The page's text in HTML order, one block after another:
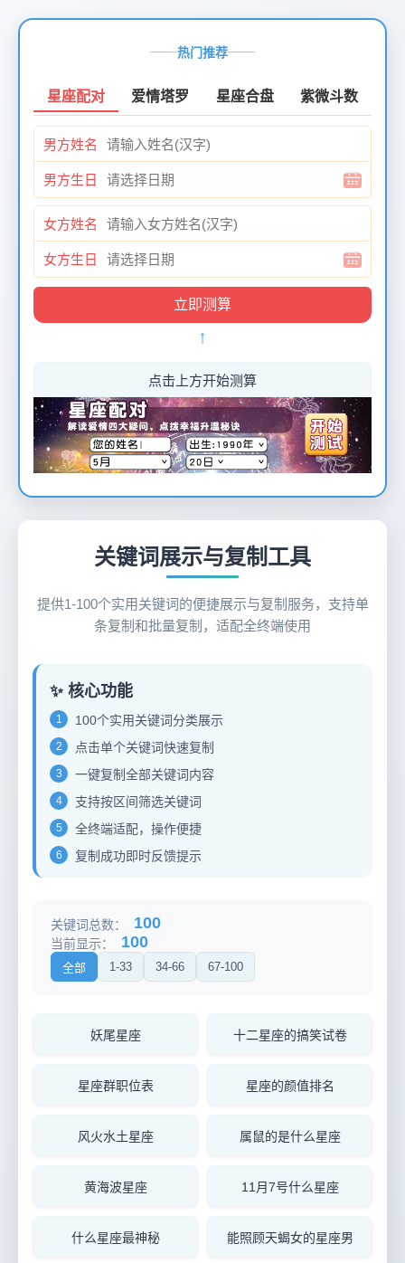
页
2026-
热门推荐
星座配对 爱情塔罗 星座合盘 紫微斗数
男方姓名
男方生日
女方姓名
女方生日
↑
点击上方开始测算
关键词展示与复制工具
提供1-100个实用关键词的便捷展示与复制服务，支持单
条复制和批量复制，适配全终端使用
✨ 核心功能
1 100个实用关键词分类展示
2 点击单个关键词快速复制
3 一键复制全部关键词内容
4 支持按区间筛选关键词
5 全终端适配，操作便捷
6 复制成功即时反馈提示
关键词总数： 100
当前显示： 100
全部 1-33 34-66 67-100
妖尾星座 十二星座的搞笑试卷
星座群职位表 星座的颜值排名
风火水土星座 属鼠的是什么星座
黄海波星座 11月7号什么星座
什么星座最神秘 能照顾天蝎女的星座男